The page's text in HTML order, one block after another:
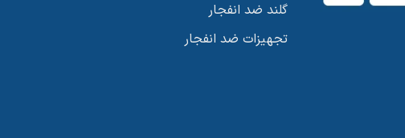
گلند ضد انفجار
تجهیزات ضد انفجار